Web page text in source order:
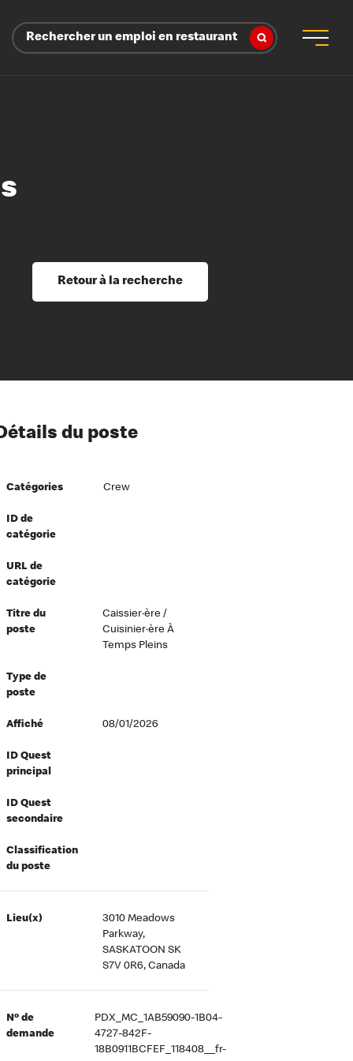
Rechercher un emploi en restaurant
et perfectionnement
du savoir
à l’égard de nos employés
directeurs
équité et inclusion
au travail
Retour à la recherche
du poste
Catégories Crew
ID de
catégorie
URL de
catégorie
Titre du
poste
Caissier·ère /
Cuisinier·ère À
Temps Pleins
Type de
poste
Affiché 08/01/2026
ID Quest
principal
ID Quest
secondaire
Classification
du poste
Lieu(x)
3010 Meadows
Parkway,
SASKATOON SK
S7V 0R6, Canada
Nº de
demande
PDX_MC_1AB59090-1B04-
4727-842F-
18B0911BCFEF_118408__fr-